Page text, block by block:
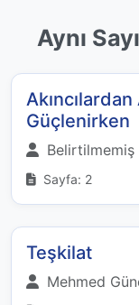
Aynı
Akıncılardan
Güçlenirken
Belirtilmemiş
Sayfa: 2
Teşkilat
Mehmed